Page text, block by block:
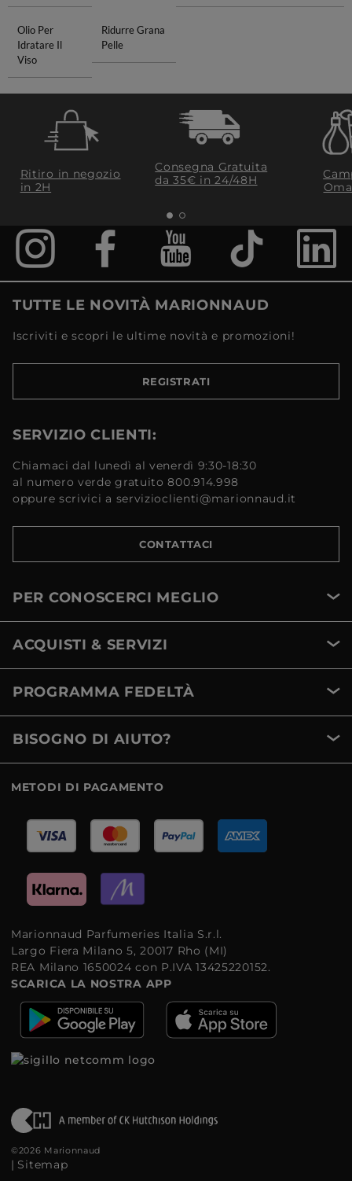
Olio Per
Idratare Il
Viso
Ridurre Grana
Pelle
Ritiro in negozio
in 2H
Consegna Gratuita
da 35€​ in 24/48H
TUTTE LE NOVITÀ MARIONNAUD
Iscriviti e scopri le ultime novità e promozioni!
REGISTRATI
SERVIZIO CLIENTI:
Chiamaci dal lunedì al venerdì 9:30-18:30
al numero verde gratuito 800.914.998
oppure scrivici a servizioclienti@marionnaud.it
CONTATTACI
PER CONOSCERCI MEGLIO
ACQUISTI & SERVIZI
PROGRAMMA FEDELTÀ
BISOGNO DI AIUTO?
METODI DI PAGAMENTO
Marionnaud Parfumeries Italia S.r.l.
Largo Fiera Milano 5, 20017 Rho (MI)
REA Milano 1650024 con P.IVA 13425220152.
SCARICA LA NOSTRA APP
©2026 Marionnaud
| Sitemap